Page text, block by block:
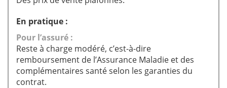
En pratique :
Pour l’assuré :
Reste à charge modéré, c’est-à-dire
remboursement de l’Assurance Maladie et des
complémentaires santé selon les garanties du
contrat.